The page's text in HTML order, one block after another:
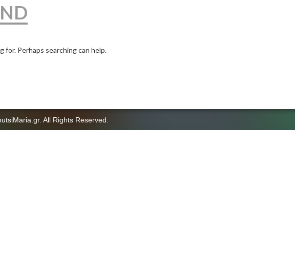
for. Perhaps searching can help.
All Rights Reserved.